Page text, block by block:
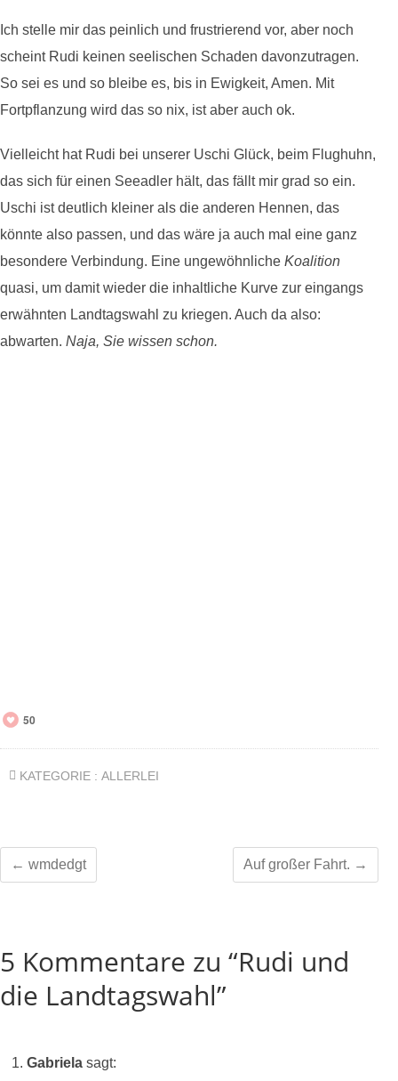
Ich stelle mir das peinlich und frustrierend vor, aber noch
scheint Rudi keinen seelischen Schaden davonzutragen.
So sei es und so bleibe es, bis in Ewigkeit, Amen. Mit
Fortpflanzung wird das so nix, ist aber auch ok.
Vielleicht hat Rudi bei unserer Uschi Glück, beim Flughuhn,
das sich für einen Seeadler hält, das fällt mir grad so ein.
Uschi ist deutlich kleiner als die anderen Hennen, das
könnte also passen, und das wäre ja auch mal eine ganz
besondere Verbindung. Eine ungewöhnliche Koalition
quasi, um damit wieder die inhaltliche Kurve zur eingangs
erwähnten Landtagswahl zu kriegen. Auch da also:
abwarten. Naja, Sie wissen schon.
50
KATEGORIE : ALLERLEI
← wmdedgt Auf großer Fahrt. →
5 Kommentare zu “Rudi und
die Landtagswahl”
Gabriela sagt: